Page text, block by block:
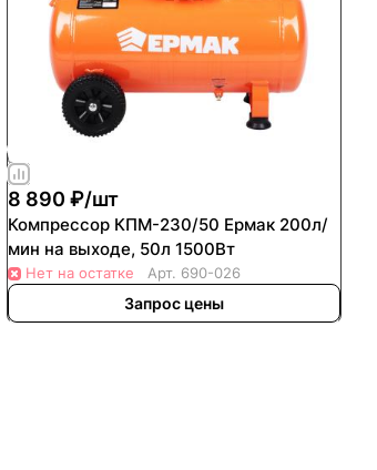
8 890 ₽/шт
Компрессор КПМ-230/50 Ермак 200л/
мин на выходе, 50л 1500Вт
Нет на остатке Арт. 690-026
Запрос цены